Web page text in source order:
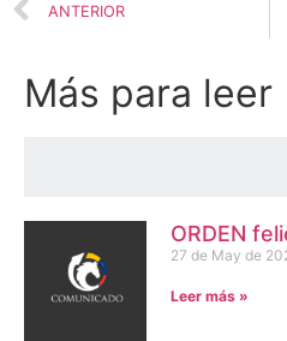
ANTERIOR
Más para leer
ORDEN
27 de May de
Leer más »